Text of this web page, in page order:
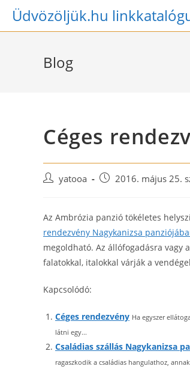
SkipÜdvözöljük.hu
Blog
Céges
Postyatooa
Post 2016. május 25.
Az Ambrózia panzió tökéletes
rendezvény Nagykanizsa
megoldható. Az állófogadásra
falatokkal, italokkal várják a
Kapcsolódó:
Céges rendezvény Ha egyszer
látni egy...
Családias szállás Nagykanizsa
ragaszkodik a családias hangulathoz,